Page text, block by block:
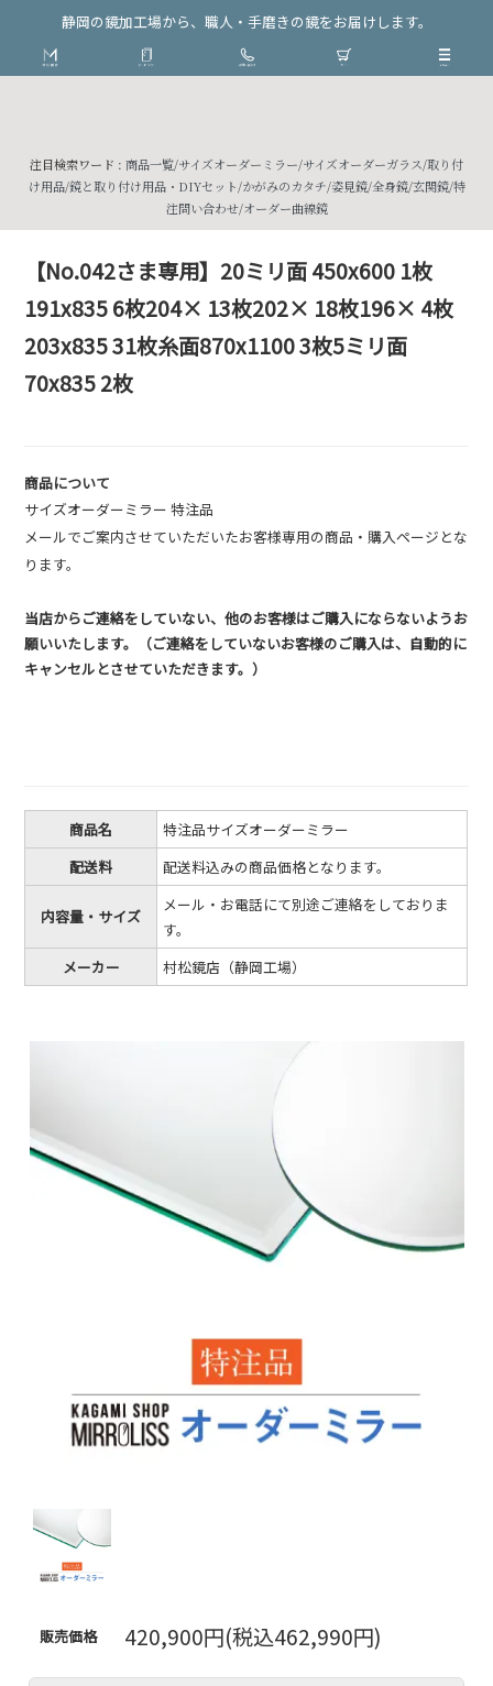
静岡の鏡加工場から、職人・手磨きの鏡をお届けします。
注目検索ワード : 商品一覧/サイズオーダーミラー/サイズオーダーガラス/取り付
け用品/鏡と取り付け用品・DIYセット/かがみのカタチ/姿見鏡/全身鏡/玄関鏡/特
注問い合わせ/オーダー曲線鏡
【No.042さま専用】20ミリ面 450x600 1枚
191x835 6枚204× 13枚202× 18枚196× 4枚
203x835 31枚糸面870x1100 3枚5ミリ面
70x835 2枚
商品について
サイズオーダーミラー 特注品
メールでご案内させていただいたお客様専用の商品・購入ページとな
ります。
当店からご連絡をしていない、他のお客様はご購入にならないようお
願いいたします。（ご連絡をしていないお客様のご購入は、自動的に
キャンセルとさせていただきます。）
商品名
特注品サイズオーダーミラー
配送料
配送料込みの商品価格となります。
内容量・サイズ
メール・お電話にて別途ご連絡をしておりま
す。
メーカー
村松鏡店（静岡工場）
販売価格 420,900円(税込462,990円)